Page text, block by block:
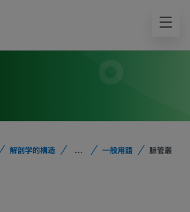
解剖学的構造 ... 一般用語 脈管叢